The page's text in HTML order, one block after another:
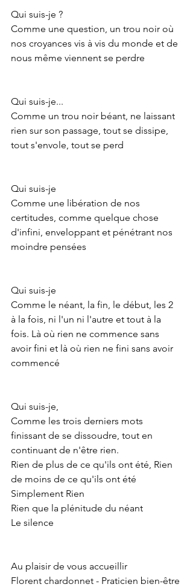
Qui suis-je ?
Comme une question, un trou noir où
nos croyances vis à vis du monde et de
nous même viennent se perdre
Qui suis-je...
Comme un trou noir béant, ne laissant
rien sur son passage, tout se dissipe,
tout s'envole, tout se perd
Qui suis-je
Comme une libération de nos
certitudes, comme quelque chose
d'infini, enveloppant et pénétrant nos
moindre pensées
Qui suis-je
Comme le néant, la fin, le début, les 2
à la fois, ni l'un ni l'autre et tout à la
fois. Là où rien ne commence sans
avoir fini et là où rien ne fini sans avoir
commencé
Qui suis-je,
Comme les trois derniers mots
finissant de se dissoudre, tout en
continuant de n'être rien.
Rien de plus de ce qu'ils ont été, Rien
de moins de ce qu'ils ont été
Simplement Rien
Rien que la plénitude du néant
Le silence
Au plaisir de vous accueillir
Florent chardonnet - Praticien bien-être